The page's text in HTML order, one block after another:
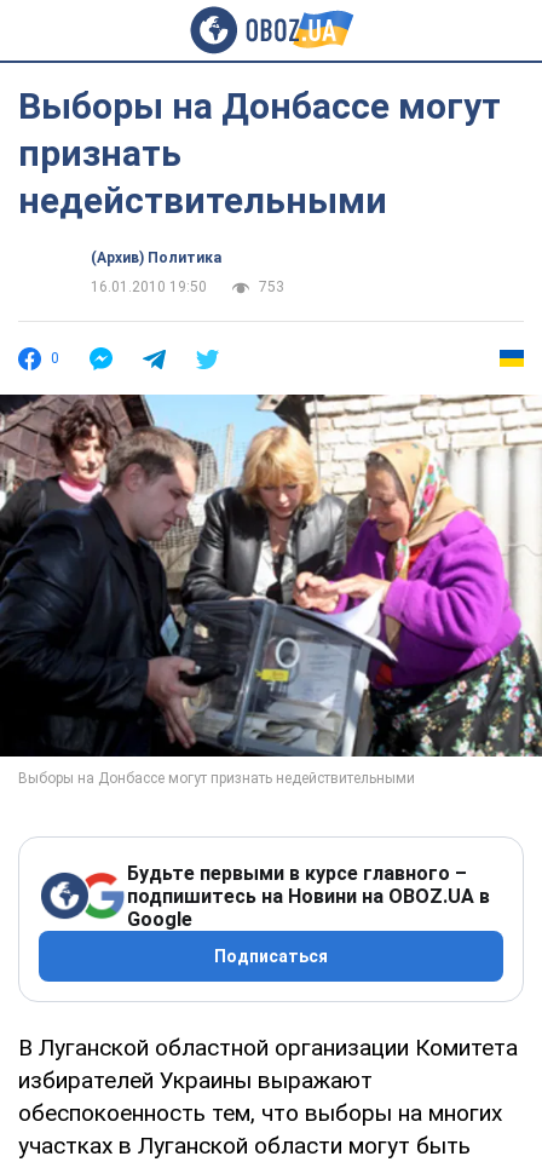
Выборы на Донбассе могут
признать
недействительными
(Архив) Политика
16.01.2010 19:50
753
0
Будьте первыми в курсе главного –
подпишитесь на Новини на OBOZ.UA в
Google
Подписаться
В Луганской областной организации Комитета
избирателей Украины выражают
обеспокоенность тем, что выборы на многих
участках в Луганской области могут быть